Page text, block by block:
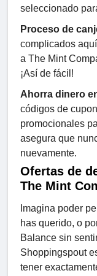
seleccionado
Proceso de
complicados
a The Mint
¡Así de fácil!
Ahorra dinero
códigos de
promocionales
asegura que
nuevamente.
Ofertas de
The Mint
Imagina poder
has querido, o
Balance sin
Shoppingspout
tener